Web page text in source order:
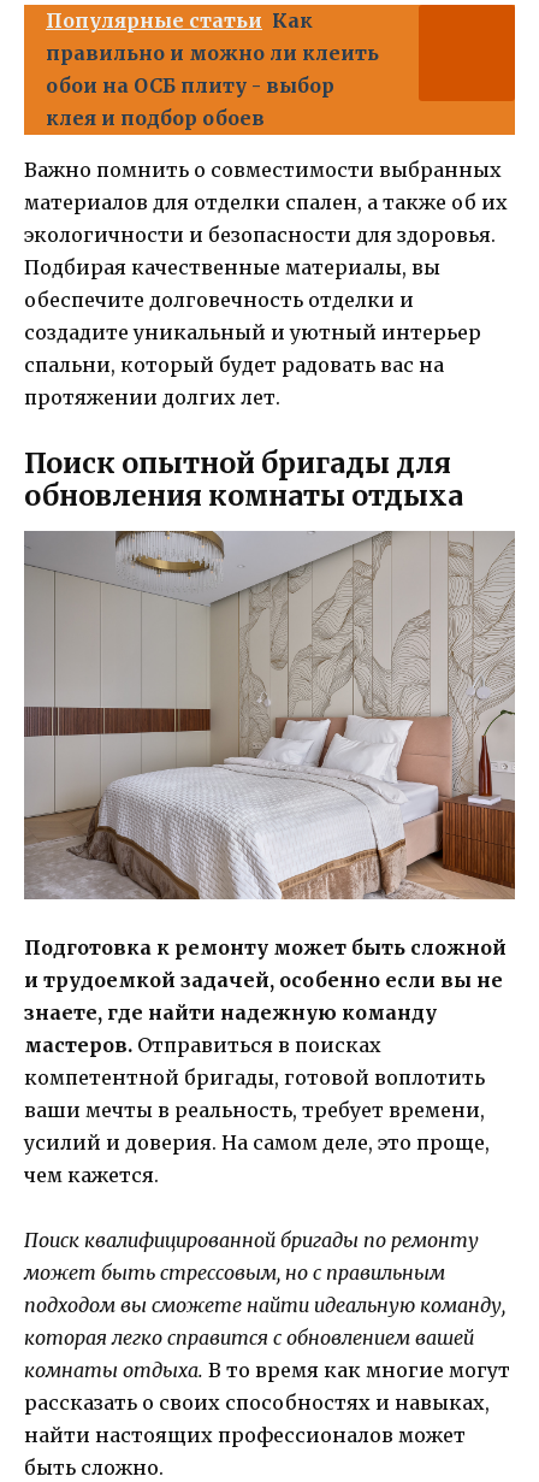
Популярные статьи Как
правильно и можно ли клеить
обои на ОСБ плиту - выбор
клея и подбор обоев
Важно помнить о совместимости выбранных
материалов для отделки спален, а также об их
экологичности и безопасности для здоровья.
Подбирая качественные материалы, вы
обеспечите долговечность отделки и
создадите уникальный и уютный интерьер
спальни, который будет радовать вас на
протяжении долгих лет.
Поиск опытной бригады для
обновления комнаты отдыха
Подготовка к ремонту может быть сложной
и трудоемкой задачей, особенно если вы не
знаете, где найти надежную команду
мастеров. Отправиться в поисках
компетентной бригады, готовой воплотить
ваши мечты в реальность, требует времени,
усилий и доверия. На самом деле, это проще,
чем кажется.
Поиск квалифицированной бригады по ремонту
может быть стрессовым, но с правильным
подходом вы сможете найти идеальную команду,
которая легко справится с обновлением вашей
комнаты отдыха. В то время как многие могут
рассказать о своих способностях и навыках,
найти настоящих профессионалов может
быть сложно.